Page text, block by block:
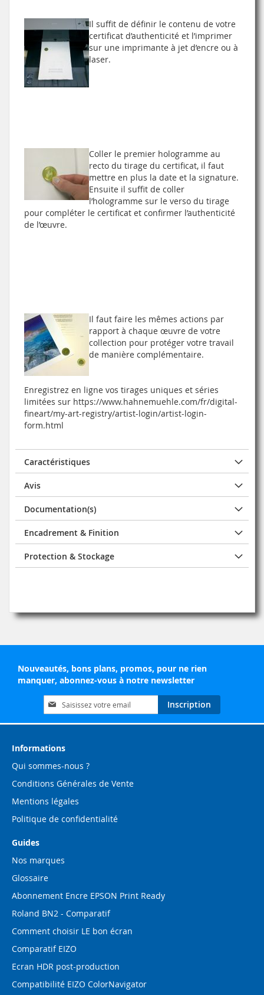
Il suffit de définir le contenu de votre
certificat d’authenticité et l’imprimer
sur une imprimante à jet d’encre ou à
laser.
Coller le premier hologramme au
recto du tirage du certificat, il faut
mettre en plus la date et la signature.
Ensuite il suffit de coller
l’hologramme sur le verso du tirage
pour compléter le certificat et confirmer l’authenticité
de l’œuvre.
Il faut faire les mêmes actions par
rapport à chaque œuvre de votre
collection pour protéger votre travail
de manière complémentaire.
Enregistrez en ligne vos tirages uniques et séries
limitées sur https://www.hahnemuehle.com/fr/digital-
fineart/my-art-registry/artist-login/artist-login-
form.html
Caractéristiques
Avis
Documentation(s)
Encadrement & Finition
Protection & Stockage
Nouveautés, bons plans, promos, pour ne rien
manquer, abonnez-vous à notre newsletter
Inscription
à
notre
d’information
Inscription
Informations
Qui sommes-nous ?
Conditions Générales de Vente
Mentions légales
Politique de confidentialité
Guides
Nos marques
Glossaire
Abonnement Encre EPSON Print Ready
Roland BN2 - Comparatif
Comment choisir LE bon écran
Comparatif EIZO
Ecran HDR post-production
Compatibilité EIZO ColorNavigator